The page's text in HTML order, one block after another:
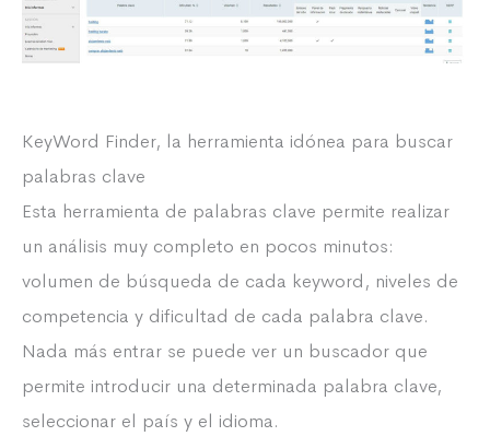
KeyWord Finder, la herramienta idónea para buscar
palabras clave
Esta herramienta de palabras clave permite realizar
un análisis muy completo en pocos minutos:
volumen de búsqueda de cada keyword, niveles de
competencia y dificultad de cada palabra clave.
Nada más entrar se puede ver un buscador que
permite introducir una determinada palabra clave,
seleccionar el país y el idioma.